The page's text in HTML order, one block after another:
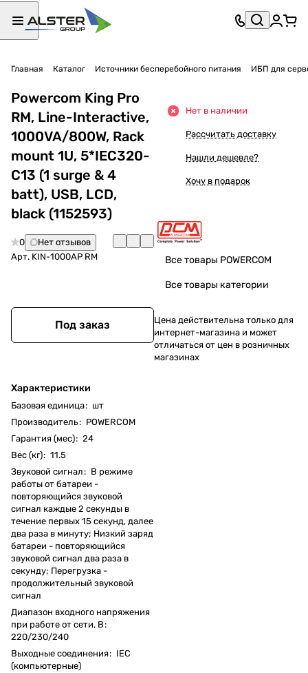
Главная Каталог Источники бесперебойного питания ИБП для
Powercom King Pro
RM, Line-Interactive,
1000VA/800W, Rack
mount 1U, 5*IEC320-
C13 (1 surge & 4
batt), USB, LCD,
black (1152593)
0
Нет отзывов
Арт. KIN-1000AP RM
Под заказ
Характеристики
Базовая единица: шт
Производитель: POWERCOM
Гарантия (мес): 24
Вес (кг): 11.5
Звуковой сигнал: В режиме
работы от батареи -
повторяющийся звуковой
сигнал каждые 2 секунды в
течение первых 15 секунд, далее
два раза в минуту; Низкий заряд
батареи - повторяющийся
звуковой сигнал два раза в
секунду; Перегрузка -
продолжительный звуковой
сигнал
Диапазон входного напряжения
при работе от сети, В:
220/230/240
Выходные соединения: IEC
(компьютерные)
Нет в наличии
Рассчитать доставку
Нашли дешевле?
Хочу в подарок
Все товары POWERCOM
Все товары категории
Цена действительна только для
интернет-магазина и может
отличаться от цен в розничных
магазинах